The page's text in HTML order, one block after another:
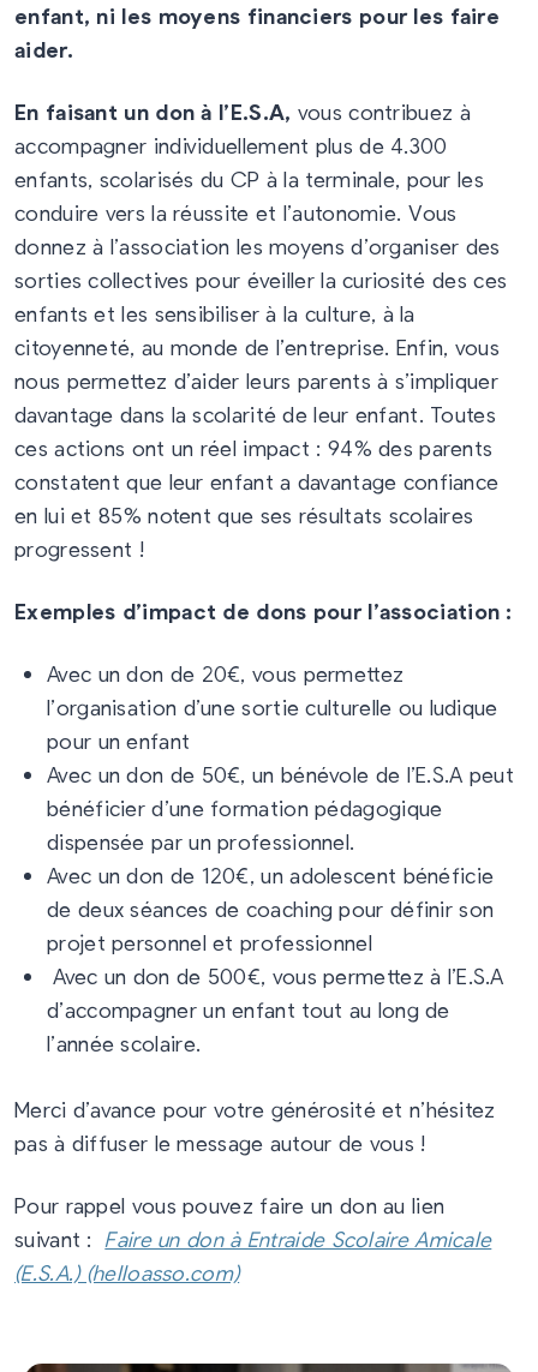
enfant, ni les moyens financiers pour les faire
aider.
En faisant un don à l’E.S.A, vous contribuez à
accompagner individuellement plus de 4.300
enfants, scolarisés du CP à la terminale, pour les
conduire vers la réussite et l’autonomie. Vous
donnez à l’association les moyens d’organiser des
sorties collectives pour éveiller la curiosité des ces
enfants et les sensibiliser à la culture, à la
citoyenneté, au monde de l’entreprise. Enfin, vous
nous permettez d’aider leurs parents à s’impliquer
davantage dans la scolarité de leur enfant. Toutes
ces actions ont un réel impact : 94% des parents
constatent que leur enfant a davantage confiance
en lui et 85% notent que ses résultats scolaires
progressent !
Exemples d’impact de dons pour l’association :
Avec un don de 20€, vous permettez
l’organisation d’une sortie culturelle ou ludique
pour un enfant
Avec un don de 50€, un bénévole de l’E.S.A peut
bénéficier d’une formation pédagogique
dispensée par un professionnel.
Avec un don de 120€, un adolescent bénéficie
de deux séances de coaching pour définir son
projet personnel et professionnel
Avec un don de 500€, vous permettez à l’E.S.A
d’accompagner un enfant tout au long de
l’année scolaire.
Merci d’avance pour votre générosité et n’hésitez
pas à diffuser le message autour de vous !
Pour rappel vous pouvez faire un don au lien
suivant : Faire un don à Entraide Scolaire Amicale
(E.S.A.) (helloasso.com)